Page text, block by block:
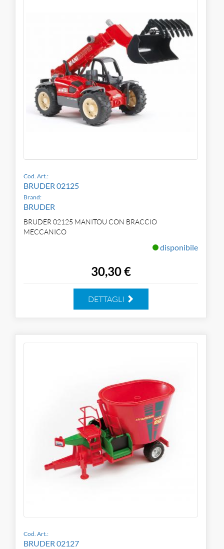
Cod. Art.:
BRUDER 02125
Brand:
BRUDER
BRUDER 02125 MANITOU CON BRACCIO
MECCANICO
disponibile
30,30 €
DETTAGLI
Cod. Art.:
BRUDER 02127